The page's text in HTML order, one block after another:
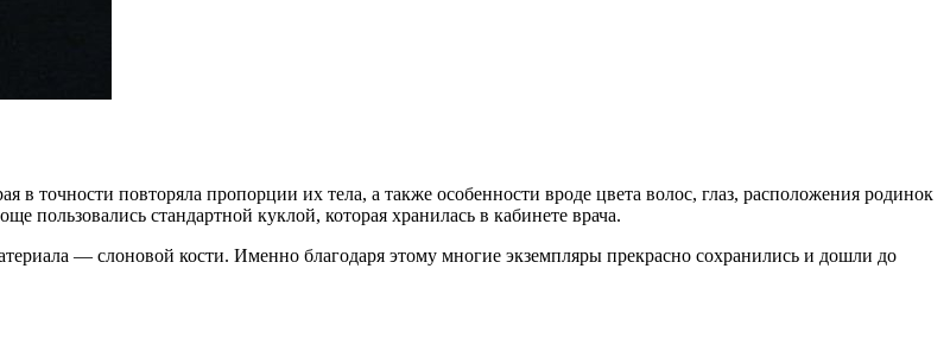
точности повторяла пропорции их тела, а также особенности вроде цвета волос, глаз, расположения родинок
стандартной куклой, которая хранилась в кабинете врача.
— слоновой кости. Именно благодаря этому многие экземпляры прекрасно сохранились и дошли до